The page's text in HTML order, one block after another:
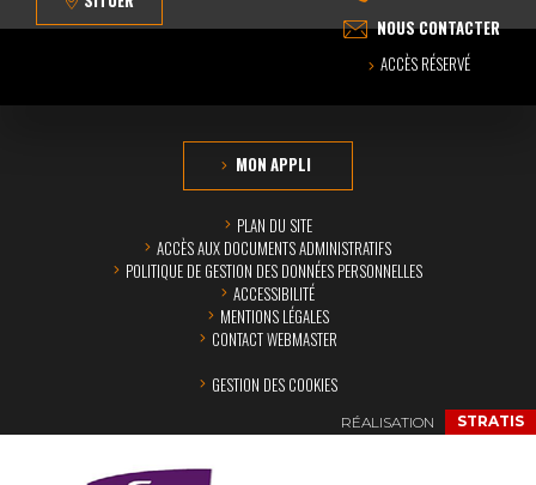
NOUS CONTACTER
ACCÈS RÉSERVÉ
MON APPLI
PLAN DU SITE
ACCÈS AUX DOCUMENTS ADMINISTRATIFS
POLITIQUE DE GESTION DES DONNÉES PERSONNELLES
ACCESSIBILITÉ
MENTIONS LÉGALES
CONTACT WEBMASTER
GESTION DES COOKIES
RÉALISATION STRATIS